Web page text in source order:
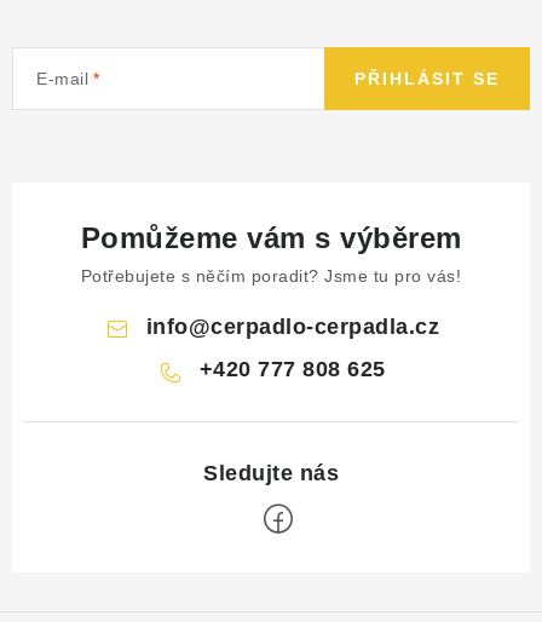
E-mail PŘIHLÁSIT SE
Pomůžeme vám s výběrem
Potřebujete s něčím poradit? Jsme tu pro vás!
info@cerpadlo-cerpadla.cz
+420 777 808 625